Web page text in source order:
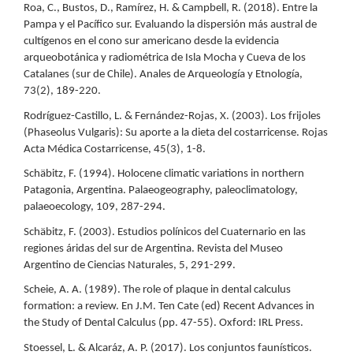
Roa, C., Bustos, D., Ramírez, H. & Campbell, R. (2018). Entre la
Pampa y el Pacífico sur. Evaluando la dispersión más austral de
cultígenos en el cono sur americano desde la evidencia
arqueobotánica y radiométrica de Isla Mocha y Cueva de los
Catalanes (sur de Chile). Anales de Arqueología y Etnología,
73(2), 189-220.
Rodríguez-Castillo, L. & Fernández-Rojas, X. (2003). Los frijoles
(Phaseolus Vulgaris): Su aporte a la dieta del costarricense. Rojas
Acta Médica Costarricense, 45(3), 1-8.
Schäbitz, F. (1994). Holocene climatic variations in northern
Patagonia, Argentina. Palaeogeography, paleoclimatology,
palaeoecology, 109, 287-294.
Schäbitz, F. (2003). Estudios polínicos del Cuaternario en las
regiones áridas del sur de Argentina. Revista del Museo
Argentino de Ciencias Naturales, 5, 291-299.
Scheie, A. A. (1989). The role of plaque in dental calculus
formation: a review. En J.M. Ten Cate (ed) Recent Advances in
the Study of Dental Calculus (pp. 47-55). Oxford: IRL Press.
Stoessel, L. & Alcaráz, A. P. (2017). Los conjuntos faunísticos.